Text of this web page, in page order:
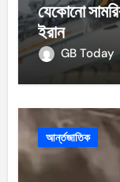
যেকোনো
ইরান
GB Today
আর্ন্তজাতিক